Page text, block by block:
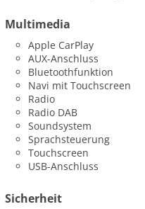
Multimedia
Apple CarPlay
AUX-Anschluss
Bluetoothfunktion
Navi mit Touchscreen
Radio
Radio DAB
Soundsystem
Sprachsteuerung
Touchscreen
USB-Anschluss
Sicherheit